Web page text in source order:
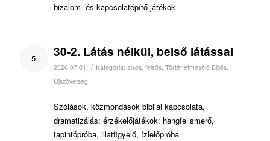
bizalom- és kapcsolatépítő játékok
5 30-2. Látás nélkül, belső látással
2026.07.01. / Kategória: alsós, felsős, Történetmesélő Biblia,
Újszövetség
Szólások, közmondások bibliai kapcsolata,
dramatizálás; érzékelőjátékok: hangfelismerő,
tapintópróba, illatfigyelő, ízlelőpróba